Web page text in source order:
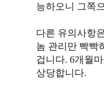
능하오니 그쪽
다른 유의사항
놈 관리만 빡빡
겁니다. 6개월
상당합니다.